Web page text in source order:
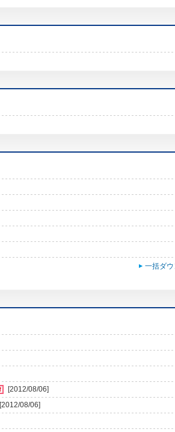
一括ダ
[2012/08/06]
[2012/08/06]